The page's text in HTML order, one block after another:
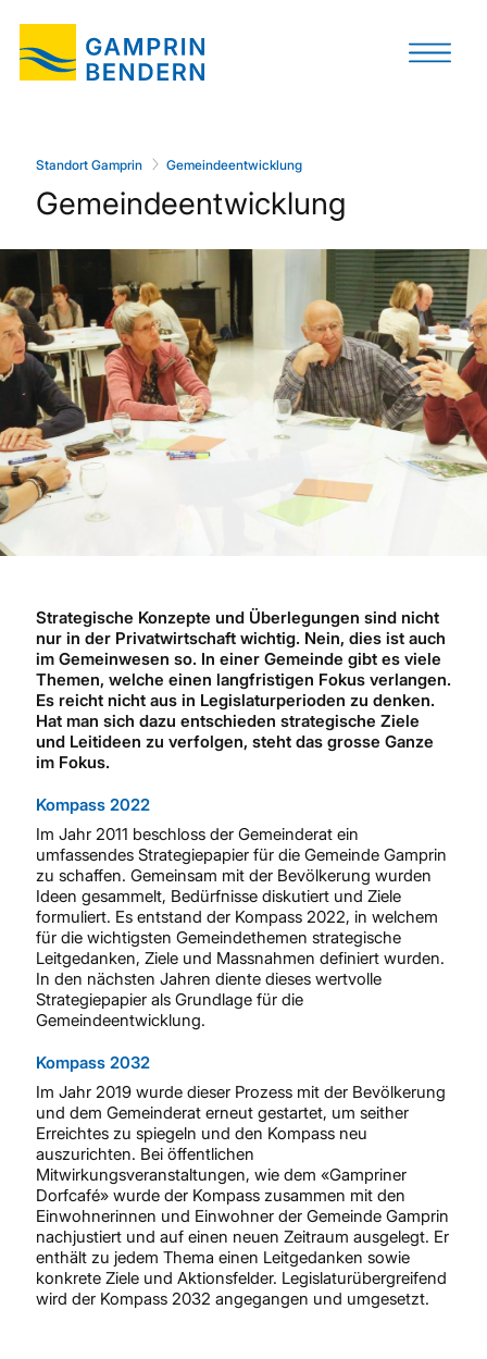
Standort Gamprin Gemeindeentwicklung
Gemeindeentwicklung
Strategische Konzepte und Überlegungen sind nicht
nur in der Privatwirtschaft wichtig. Nein, dies ist auch
im Gemeinwesen so. In einer Gemeinde gibt es viele
Themen, welche einen langfristigen Fokus verlangen.
Es reicht nicht aus in Legislaturperioden zu denken.
Hat man sich dazu entschieden strategische Ziele
und Leitideen zu verfolgen, steht das grosse Ganze
im Fokus.
Kompass 2022
Im Jahr 2011 beschloss der Gemeinderat ein
umfassendes Strategiepapier für die Gemeinde Gamprin
zu schaffen. Gemeinsam mit der Bevölkerung wurden
Ideen gesammelt, Bedürfnisse diskutiert und Ziele
formuliert. Es entstand der Kompass 2022, in welchem
für die wichtigsten Gemeindethemen strategische
Leitgedanken, Ziele und Massnahmen definiert wurden.
In den nächsten Jahren diente dieses wertvolle
Strategiepapier als Grundlage für die
Gemeindeentwicklung.
Kompass 2032
Im Jahr 2019 wurde dieser Prozess mit der Bevölkerung
und dem Gemeinderat erneut gestartet, um seither
Erreichtes zu spiegeln und den Kompass neu
auszurichten. Bei öffentlichen
Mitwirkungsveranstaltungen, wie dem «Gampriner
Dorfcafé» wurde der Kompass zusammen mit den
Einwohnerinnen und Einwohner der Gemeinde Gamprin
nachjustiert und auf einen neuen Zeitraum ausgelegt. Er
enthält zu jedem Thema einen Leitgedanken sowie
konkrete Ziele und Aktionsfelder. Legislaturübergreifend
wird der Kompass 2032 angegangen und umgesetzt.